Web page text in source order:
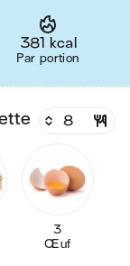
381 kcal
Par portion
3
Œuf